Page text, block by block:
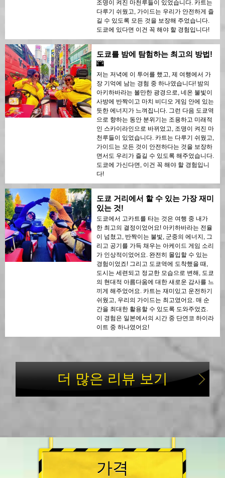
조명이 켜진 마천루들이 있었습니다. 카트는
다루기 쉬웠고, 가이드는 우리가 안전하게 즐
길 수 있도록 모든 것을 보장해 주었습니다.
도쿄에 있다면 이건 꼭 해야 할 경험입니다!
도쿄를 밤에 탐험하는 최고의 방법!
🌆
저는 저녁에 이 투어를 했고, 제 여행에서 가
장 기억에 남는 경험 중 하나였습니다! 밤의
아키하바라는 볼만한 광경으로, 네온 불빛이
사방에 반짝이고 마치 비디오 게임 안에 있는
듯한 에너지가 느껴집니다. 그런 다음 도쿄역
으로 향하는 동안 분위기는 조용하고 미래적
인 스카이라인으로 바뀌었고, 조명이 켜진 마
천루들이 있었습니다. 카트는 다루기 쉬웠고,
가이드는 모든 것이 안전하다는 것을 보장하
면서도 우리가 즐길 수 있도록 해주었습니다.
도쿄에 가신다면, 이건 꼭 해야 할 경험입니
다!
도쿄 거리에서 할 수 있는 가장 재미
있는 것!
도쿄에서 고카트를 타는 것은 여행 중 내가
한 최고의 결정이었어요! 아키하바라는 전율
이 넘쳤고, 반짝이는 불빛, 군중의 에너지, 그
리고 공기를 가득 채우는 아케이드 게임 소리
가 인상적이었어요. 완전히 몰입할 수 있는
경험이었죠! 그리고 도쿄역에 도착했을 때,
도시는 세련되고 정교한 모습으로 변해, 도쿄
의 현대적 아름다움에 대한 새로운 감사를 느
끼게 해주었어요. 카트는 재미있고 운전하기
쉬웠고, 우리의 가이드는 최고였어요. 매 순
간을 최대한 활용할 수 있도록 도와주었죠.
이 경험은 일본에서의 시간 중 단연코 하이라
이트 중 하나였어요!
더 많은 리뷰 보기
가격